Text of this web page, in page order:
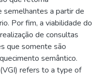
semelhantes a partir de
Por fim, a viabilidade do
de consultas
que somente são
semântico.
refers to a type of